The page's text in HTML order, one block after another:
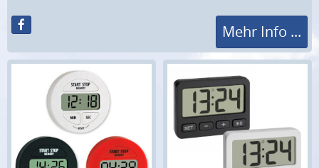
Mehr Info ...